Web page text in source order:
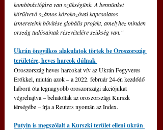
kombinációjára van szükségünk. A bennünket
körülvevő számos kórokozóval kapcsolatos
ismereteink bővítése globális projekt, amelyhez minden
ország tudósainak részvételére szükség van."
Ukrán öngyilkos alakulatok törtek be Oroszország
területére, heves harcok dúlnak
Oroszország heves harcokat vív az Ukrán Fegyveres
Erőkkel, miután azok – a 2022. február 24-én kezdődő
háború óta legnagyobb oroszországi akciójukat
végrehajtva – behatoltak az oroszországi Kurszk
térségébe – írja a Reuters nyomán az Index.
Putyin is megszólalt a Kurszki terület elleni ukrán